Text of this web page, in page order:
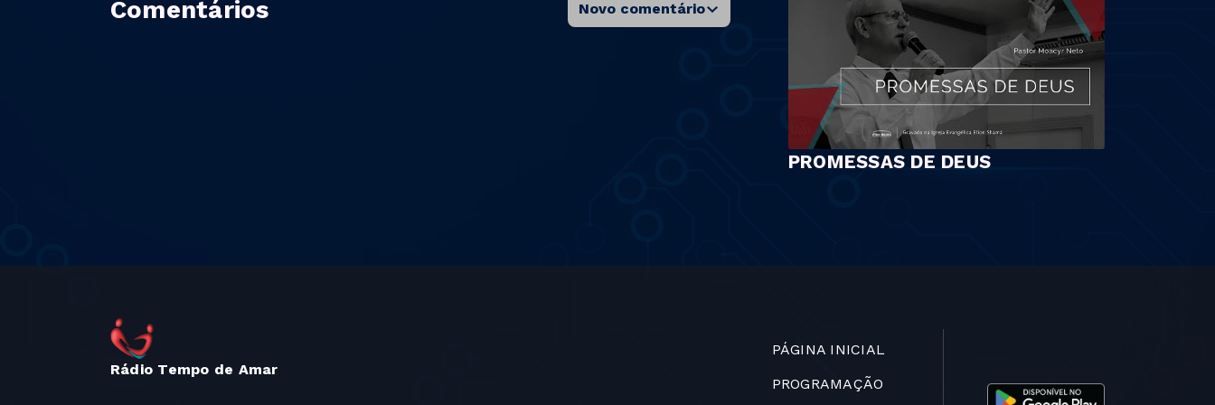
PROMESSAS DE DEUS
Comentários Novo comentário
Rádio Tempo de Amar
PÁGINA INICIAL
PROGRAMAÇÃO